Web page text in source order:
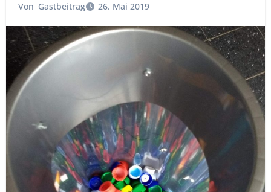
Von Gastbeitrag 26. Mai 2019